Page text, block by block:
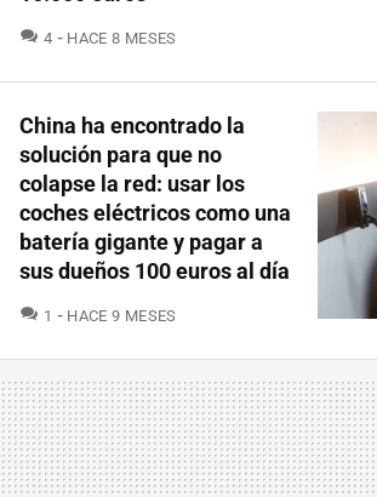
4 COMENTARIOS
HACE 8 MESES
China ha encontrado la
solución para que no
colapse la red: usar los
coches eléctricos como una
batería gigante y pagar a
sus dueños 100 euros al día
1 COMENTARIOS
HACE 9 MESES